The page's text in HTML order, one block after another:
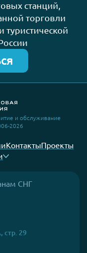
станций,
торговли
туристической
и обслуживание
2026
КонтактыПроекты
СНГ
стр. 29